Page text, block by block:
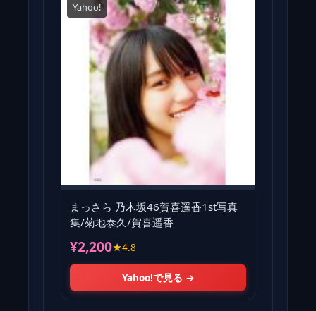
Yahoo!
まっさら 乃木坂46賀喜遥香1st写真
集/菊地泰久/賀喜遥香
¥2,200★4.8
Yahoo!で見る →